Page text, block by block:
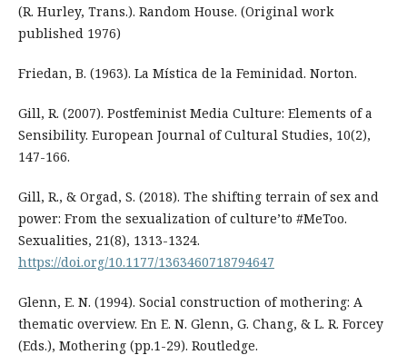
(R. Hurley, Trans.). Random House. (Original work
published 1976)
Friedan, B. (1963). La Mística de la Feminidad. Norton.
Gill, R. (2007). Postfeminist Media Culture: Elements of a
Sensibility. European Journal of Cultural Studies, 10(2),
147-166.
Gill, R., & Orgad, S. (2018). The shifting terrain of sex and
power: From the sexualization of culture’to #MeToo.
Sexualities, 21(8), 1313-1324.
https://doi.org/10.1177/1363460718794647
Glenn, E. N. (1994). Social construction of mothering: A
thematic overview. En E. N. Glenn, G. Chang, & L. R. Forcey
(Eds.), Mothering (pp.1-29). Routledge.